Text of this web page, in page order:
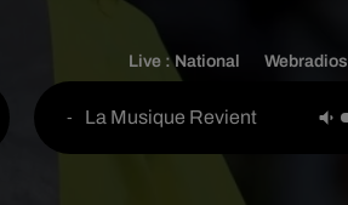
Live :National Webradios
- La Musique Revient